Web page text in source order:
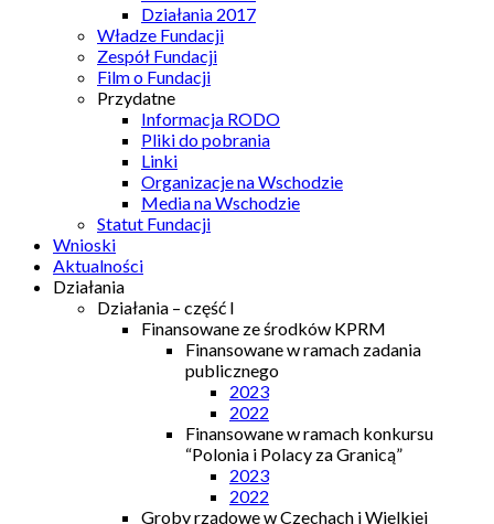
Działania 2017
Władze Fundacji
Zespół Fundacji
Film o Fundacji
Przydatne
Informacja RODO
Pliki do pobrania
Linki
Organizacje na Wschodzie
Media na Wschodzie
Statut Fundacji
Wnioski
Aktualności
Działania
Działania – część I
Finansowane ze środków KPRM
Finansowane w ramach zadania
publicznego
2023
2022
Finansowane w ramach konkursu
“Polonia i Polacy za Granicą”
2023
2022
Groby rządowe w Czechach i Wielkiej